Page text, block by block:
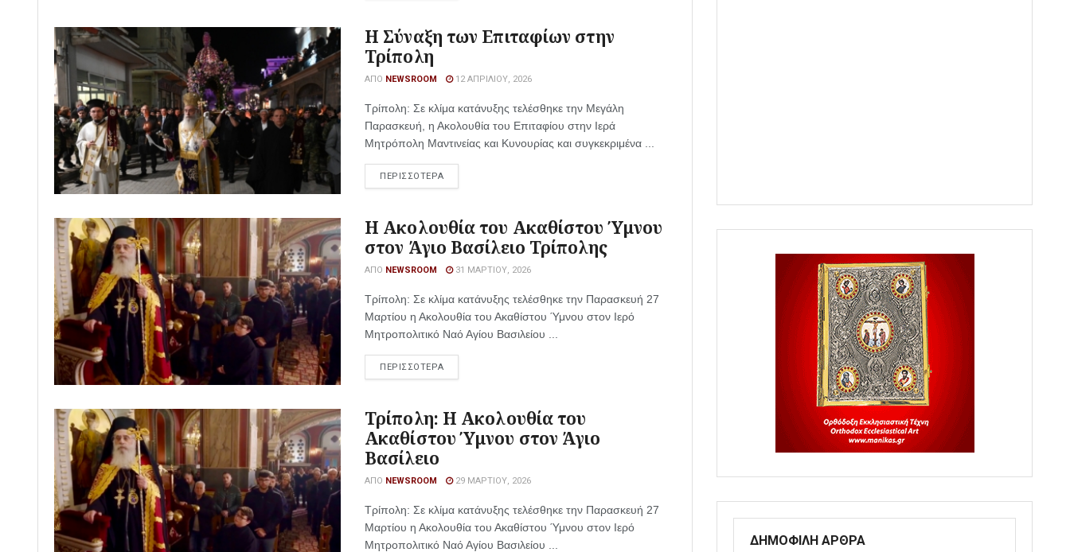
Η Σύναξη των Επιταφίων στην
Τρίπολη
ΑΠΌ NEWSROOM 12 ΑΠΡΙΛΊΟΥ, 2026
Τρίπολη: Σε κλίμα κατάνυξης τελέσθηκε την Μεγάλη
Παρασκευή, η Ακολουθία του Επιταφίου στην Ιερά
Μητρόπολη Μαντινείας και Κυνουρίας και συγκεκριμένα ...
ΠΕΡΙΣΣΟΤΕΡΑ
Η Ακολουθία του Ακαθίστου Ύμνου
στον Άγιο Βασίλειο Τρίπολης
ΑΠΌ NEWSROOM 31 ΜΑΡΤΊΟΥ, 2026
Τρίπολη: Σε κλίμα κατάνυξης τελέσθηκε την Παρασκευή 27
Μαρτίου η Ακολουθία του Ακαθίστου Ύμνου στον Ιερό
Μητροπολιτικό Ναό Αγίου Βασιλείου ...
ΠΕΡΙΣΣΟΤΕΡΑ
Τρίπολη: Η Ακολουθία του
Ακαθίστου Ύμνου στον Άγιο
Βασίλειο
ΑΠΌ NEWSROOM 29 ΜΑΡΤΊΟΥ, 2026
Τρίπολη: Σε κλίμα κατάνυξης τελέσθηκε την Παρασκευή 27
Μαρτίου η Ακολουθία του Ακαθίστου Ύμνου στον Ιερό
Μητροπολιτικό Ναό Αγίου Βασιλείου ...
ΔΗΜΟΦΙΛΗ ΑΡΘΡΑ